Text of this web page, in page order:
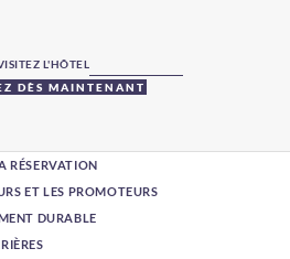
L'HÔTEL
DÈS MAINTENANT
RÉSERVATION
ET LES PROMOTEURS
DURABLE